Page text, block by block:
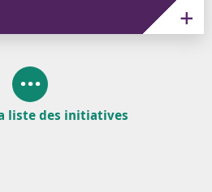
liste des initiatives